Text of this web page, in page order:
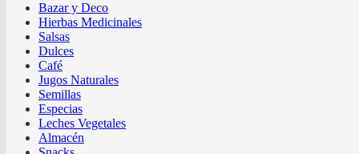
Bazar y Deco
Hierbas Medicinales
Salsas
Dulces
Café
Jugos Naturales
Semillas
Especias
Leches Vegetales
Almacén